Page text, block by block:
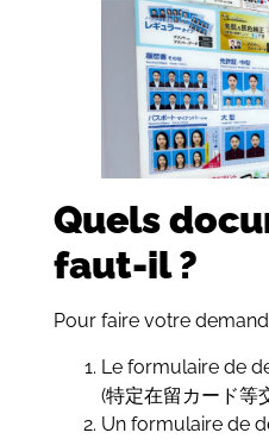
Quels
faut-il ?
Pour faire votre
Le formulaire de
(特定在留カード等
Un formulaire de